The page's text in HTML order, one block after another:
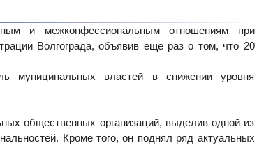
и межконфессиональным отношениям при
Волгограда, объявив еще раз о том, что 20
муниципальных властей в снижении уровня
общественных организаций, выделив одной из
Кроме того, он поднял ряд актуальных